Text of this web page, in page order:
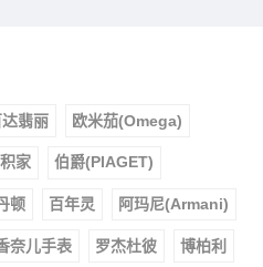
达翡丽 欧米茄(Omega)
积家 伯爵(PIAGET)
顿 百年灵 阿玛尼(Armani)
奈儿手表 罗杰杜彼 博柏利